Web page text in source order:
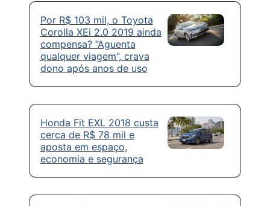
Por R$ 103 mil, o Toyota
Corolla XEi 2.0 2019 ainda
compensa? “Aguenta
qualquer viagem”, crava
dono após anos de uso
Honda Fit EXL 2018 custa
cerca de R$ 78 mil e
aposta em espaço,
economia e segurança